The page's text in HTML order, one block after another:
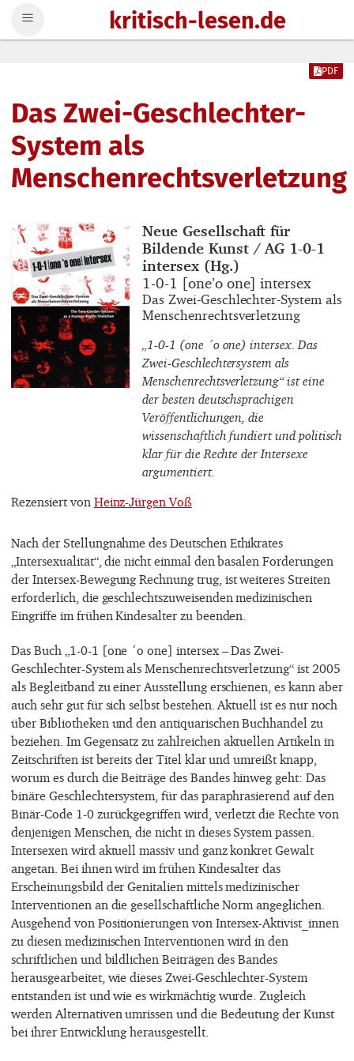
kritisch-lesen.de
Das Zwei-Geschlechter-
System als
Menschenrechtsverletzung
PDF
Buchautor_innen
Neue Gesellschaft für
Bildende Kunst / AG 1-0-1
intersex (Hg.)
Buchtitel
1-0-1 [one’o one] intersex
Buchuntertitel
Das Zwei-Geschlechter-System als
Menschenrechtsverletzung
„1-0-1 (one ´o one) intersex. Das
Zwei-Geschlechtersystem als
Menschenrechtsverletzung“ ist eine
der besten deutschsprachigen
Veröffentlichungen, die
wissenschaftlich fundiert und politisch
klar für die Rechte der Intersexe
argumentiert.
Rezensiert von Heinz-Jürgen Voß
Nach der Stellungnahme des Deutschen Ethikrates
„Intersexualität“, die nicht einmal den basalen Forderungen
der Intersex-Bewegung Rechnung trug, ist weiteres Streiten
erforderlich, die geschlechtszuweisenden medizinischen
Eingriffe im frühen Kindesalter zu beenden.
Das Buch „1-0-1 [one ´o one] intersex – Das Zwei-
Geschlechter-System als Menschenrechtsverletzung“ ist 2005
als Begleitband zu einer Ausstellung erschienen, es kann aber
auch sehr gut für sich selbst bestehen. Aktuell ist es nur noch
über Bibliotheken und den antiquarischen Buchhandel zu
beziehen. Im Gegensatz zu zahlreichen aktuellen Artikeln in
Zeitschriften ist bereits der Titel klar und umreißt knapp,
worum es durch die Beiträge des Bandes hinweg geht: Das
binäre Geschlechtersystem, für das paraphrasierend auf den
Binär-Code 1-0 zurückgegriffen wird, verletzt die Rechte von
denjenigen Menschen, die nicht in dieses System passen.
Intersexen wird aktuell massiv und ganz konkret Gewalt
angetan. Bei ihnen wird im frühen Kindesalter das
Erscheinungsbild der Genitalien mittels medizinischer
Interventionen an die gesellschaftliche Norm angeglichen.
Ausgehend von Positionierungen von Intersex-Aktivist_innen
zu diesen medizinischen Interventionen wird in den
schriftlichen und bildlichen Beiträgen des Bandes
herausgearbeitet, wie dieses Zwei-Geschlechter-System
entstanden ist und wie es wirkmächtig wurde. Zugleich
werden Alternativen umrissen und die Bedeutung der Kunst
bei ihrer Entwicklung herausgestellt.